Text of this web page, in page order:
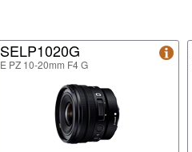
SELP1020G
E PZ 10-20mm F4 G